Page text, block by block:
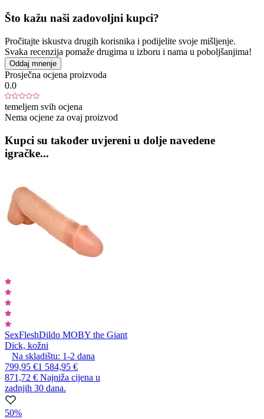
Što kažu naši zadovoljni kupci?
Pročitajte iskustva drugih korisnika i podijelite svoje mišljenje.
Svaka recenzija pomaže drugima u izboru i nama u poboljšanjima!
Oddaj mnenje
Prosječna ocjena proizvoda
0.0
temeljem svih ocjena
Nema ocjene za ovaj proizvod
Kupci su također uvjereni u dolje navedene
igračke...
SexFleshDildo MOBY the Giant
Dick, kožni
Na skladištu: 1-2 dana
799,95 €1 584,95 €
871,72 € Najniža cijena u
zadnjih 30 dana.
50%